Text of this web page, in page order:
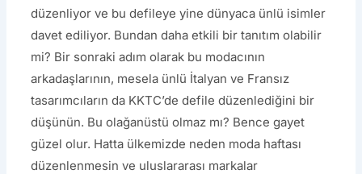
düzenliyor ve bu defileye yine dünyaca ünlü isimler
davet ediliyor. Bundan daha etkili bir tanıtım olabilir
mi? Bir sonraki adım olarak bu modacının
arkadaşlarının, mesela ünlü İtalyan ve Fransız
tasarımcıların da KKTC’de defile düzenlediğini bir
düşünün. Bu olağanüstü olmaz mı? Bence gayet
güzel olur. Hatta ülkemizde neden moda haftası
düzenlenmesin ve uluslararası markalar